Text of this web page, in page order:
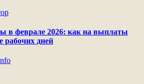
в феврале 2026: как на выплаты
рабочих дней